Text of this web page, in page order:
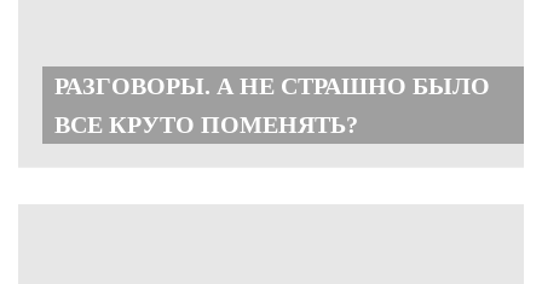
РАЗГОВОРЫ. А НЕ СТРАШНО БЫЛО
ВСЕ КРУТО ПОМЕНЯТЬ?